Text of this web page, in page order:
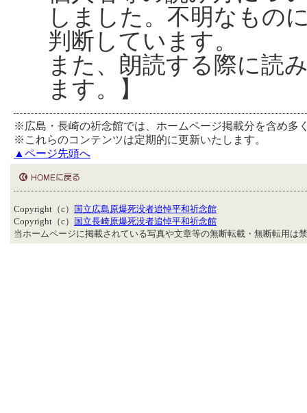
しました。不明なもの
判断しています。
また、朗読する際に読
ます。】
※広島・長崎の祈念館では、ホームページ掲載分を含め多
※これらのコンテンツは定期的に更新いたします。
▲ページ先頭へ
Copyright（c）
国立広島原爆死没者追悼平和祈念館
Copyright（c）
国立長崎原爆死没者追悼平和祈念館
当ホームページに掲載されている写真や文章等の無断転載・無断転用は